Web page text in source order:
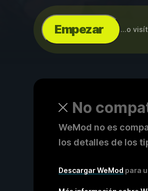
Empezar ...o
No
WeMod no es
los detalles de los
Descargar WeMod para